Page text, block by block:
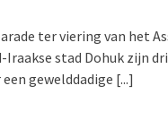
ter viering van het
Iraakse stad Dohuk zijn
gewelddadige [...]